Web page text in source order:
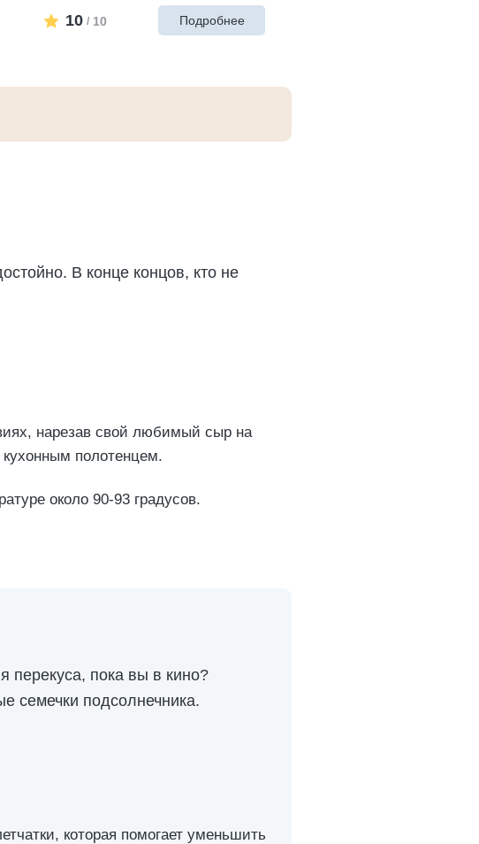
10 / 10 Подробнее
В конце концов, кто не
нарезав свой любимый сыр на
кухонным полотенцем.
около 90-93 градусов.
перекуса, пока вы в кино?
семечки подсолнечника.
которая помогает уменьшить